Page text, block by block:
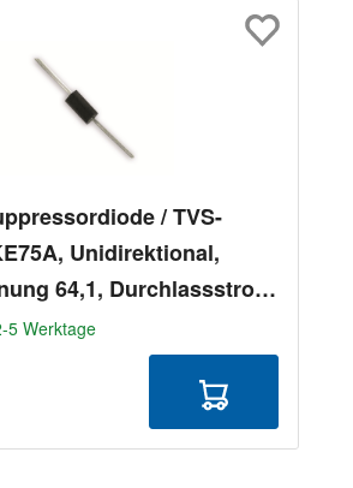
/ TVS-
Unidirektional,
64,1, Durchlassstrom
5 Werktage